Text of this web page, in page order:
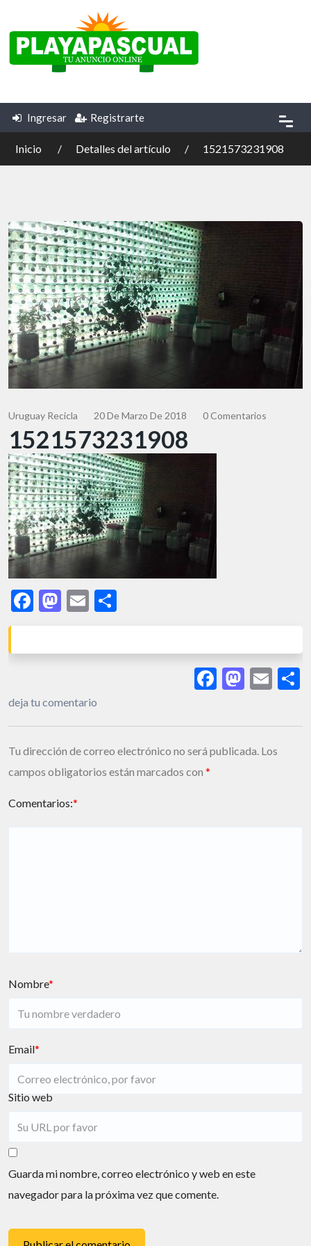
Ingresar Registrarte
Inicio Detalles del artículo 1521573231908
Uruguay Recicla 20 De Marzo De 2018 0 Comentarios
1521573231908
Facebook
Mastodon
Email
Facebook
deja tu comentario
Tu dirección de correo electrónico no será publicada. Los
campos obligatorios están marcados con *
Comentarios:*
Nombre*
Email*
Sitio web
Guarda mi nombre, correo electrónico y web en este
navegador para la próxima vez que comente.